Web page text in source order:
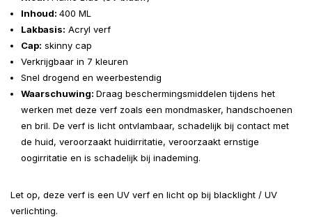
Inhoud: 400 ML
Lakbasis: Acryl verf
Cap: skinny cap
Verkrijgbaar in 7 kleuren
Snel drogend en weerbestendig
Waarschuwing: Draag beschermingsmiddelen tijdens het
werken met deze verf zoals een mondmasker, handschoenen
en bril. De verf is licht ontvlambaar, schadelijk bij contact met
de huid, veroorzaakt huidirritatie, veroorzaakt ernstige
oogirritatie en is schadelijk bij inademing.
Let op, deze verf is een UV verf en licht op bij blacklight / UV
verlichting.